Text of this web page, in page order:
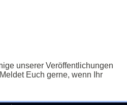
unserer Veröffentlichungen
Euch gerne, wenn Ihr